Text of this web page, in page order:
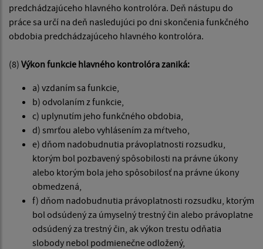
predchádzajúceho hlavného kontrolóra. Deň nástupu do
práce sa určí na deň nasledujúci po dni skončenia funkčného
obdobia predchádzajúceho hlavného kontrolóra.
(8) Výkon funkcie hlavného kontrolóra zaniká:
a) vzdaním sa funkcie,
b) odvolaním z funkcie,
c) uplynutím jeho funkčného obdobia,
d) smrťou alebo vyhlásením za mŕtveho,
e) dňom nadobudnutia právoplatnosti rozsudku,
ktorým bol pozbavený spôsobilosti na právne úkony
alebo ktorým bola jeho spôsobilosť na právne úkony
obmedzená,
f) dňom nadobudnutia právoplatnosti rozsudku, ktorým
bol odsúdený za úmyselný trestný čin alebo právoplatne
odsúdený za trestný čin, ak výkon trestu odňatia
slobody nebol podmienečne odložený,